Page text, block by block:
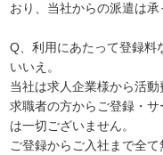
おり、当社からの派遣は承
Q、利用にあたって登録料
いいえ。
当社は求人企業様から活動
求職者の方からご登録・
は一切ございません。
ご登録からご入社まで全